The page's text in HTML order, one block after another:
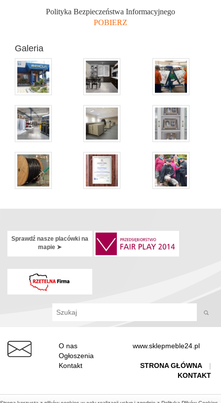
Polityka Bezpieczeństwa Informacyjnego
POBIERZ
Galeria
Sprawdź nasze placówki na
mapie ➤
O nas
Ogłoszenia
Kontakt
www.sklepmeble24.pl
STRONA GŁÓWNA
|
KONTAKT
Realizacja strony www : Idea4Me.pl